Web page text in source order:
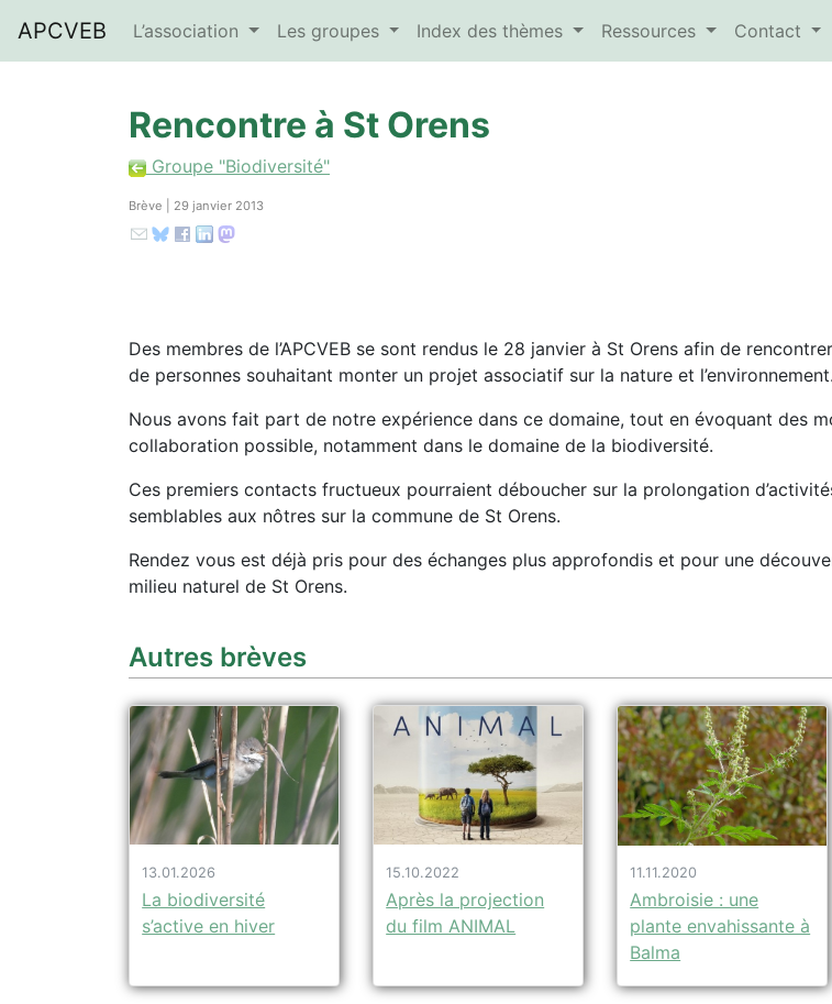
APCVEB L’association Les groupes Index des thèmes Ressources Contact
Rencontre à St Orens
Groupe "Biodiversité"
Brève | 29 janvier 2013
Des membres de l’APCVEB se sont rendus le 28 janvier à St Orens afin de
de personnes souhaitant monter un projet associatif sur la nature et l’environnement.
Nous avons fait part de notre expérience dans ce domaine, tout en évoquant des
collaboration possible, notamment dans le domaine de la biodiversité.
Ces premiers contacts fructueux pourraient déboucher sur la prolongation
semblables aux nôtres sur la commune de St Orens.
Rendez vous est déjà pris pour des échanges plus approfondis et pour une
milieu naturel de St Orens.
Autres brèves
13.01.2026
La biodiversité
s’active en hiver
15.10.2022
Après la projection
du film ANIMAL
11.11.2020
Ambroisie : une
plante envahissante à
Balma